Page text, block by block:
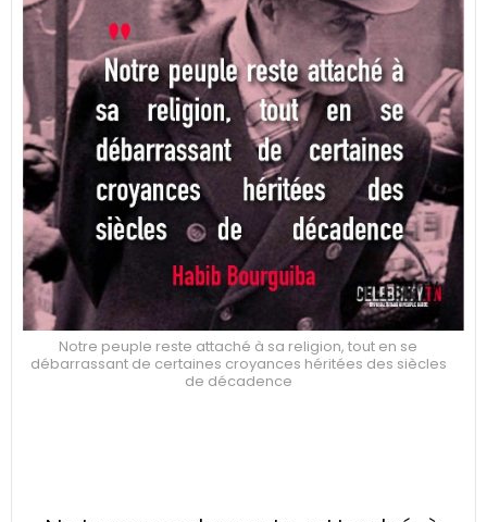
Notre peuple reste attaché à sa religion, tout en se
débarrassant de certaines croyances héritées des siècles
de décadence